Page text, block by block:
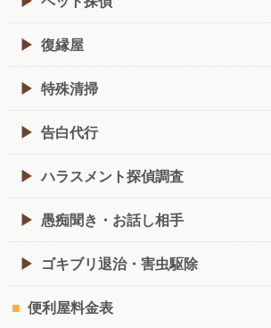
復縁屋
特殊清掃
告白代行
ハラスメント探偵調査
愚痴聞き・お話し相手
ゴキブリ退治・害虫駆除
便利屋料金表